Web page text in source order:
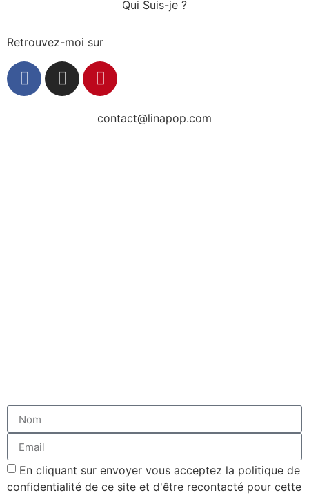
Qui Suis-je ?
Retrouvez-moi sur
contact@linapop.com
En cliquant sur envoyer vous acceptez la politique de
confidentialité de ce site et d'être recontacté pour cette